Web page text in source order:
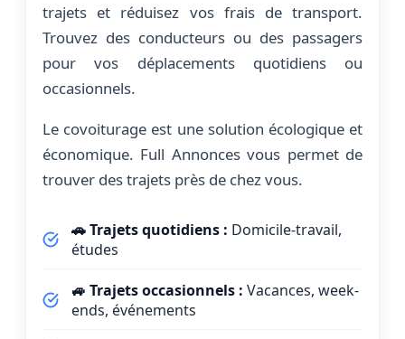
trajets et réduisez vos frais de transport.
Trouvez des conducteurs ou des passagers
pour vos déplacements quotidiens ou
occasionnels.
Le covoiturage est une solution écologique et
économique. Full Annonces vous permet de
trouver des trajets près de chez vous.
🚗 Trajets quotidiens : Domicile-travail,
études
🚙 Trajets occasionnels : Vacances, week-
ends, événements